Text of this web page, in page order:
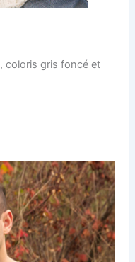
, coloris gris foncé et